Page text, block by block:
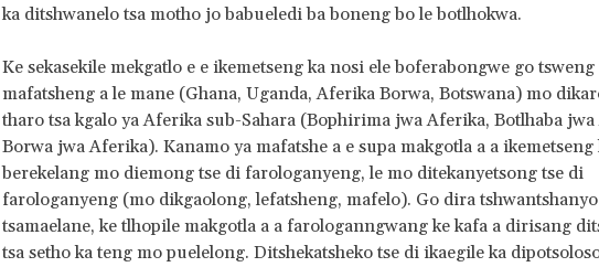
ka ditshwanelo tsa motho jo babueledi ba boneng bo le botlhokwa.
Ke sekasekile mekgatlo e e ikemetseng ka nosi ele boferabongwe go tsweng
mafatsheng a le mane (Ghana, Uganda, Aferika Borwa, Botswana) mo
tharo tsa kgalo ya Aferika sub-Sahara (Bophirima jwa Aferika, Botlhaba
Borwa jwa Aferika). Kanamo ya mafatshe a e supa makgotla a a ikemetseng
berekelang mo diemong tse di farologanyeng, le mo ditekanyetsong tse di
farologanyeng (mo dikgaolong, lefatsheng, mafelo). Go dira
tsamaelane, ke tlhopile makgotla a a farologanngwang ke kafa a dirisang
tsa setho ka teng mo puelelong. Ditshekatsheko tse di ikaegile ka